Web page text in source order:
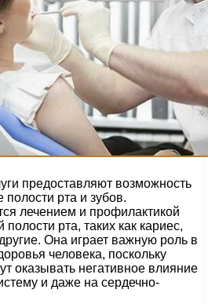
предоставляют возможность
рта и зубов.
лечением и профилактикой
рта, таких как кариес,
Она играет важную роль в
человека, поскольку
оказывать негативное влияние
и даже на сердечно-